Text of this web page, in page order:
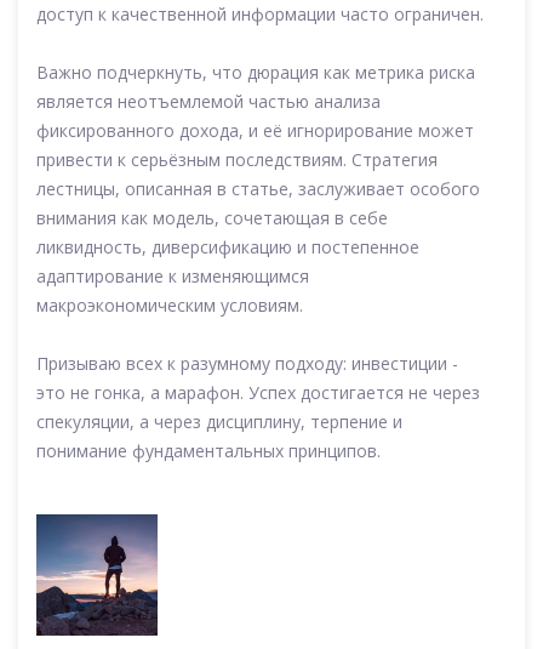
доступ к качественной информации часто ограничен.
Важно подчеркнуть, что дюрация как метрика риска
является неотъемлемой частью анализа
фиксированного дохода, и её игнорирование может
привести к серьёзным последствиям. Стратегия
лестницы, описанная в статье, заслуживает особого
внимания как модель, сочетающая в себе
ликвидность, диверсификацию и постепенное
адаптирование к изменяющимся
макроэкономическим условиям.
Призываю всех к разумному подходу: инвестиции -
это не гонка, а марафон. Успех достигается не через
спекуляции, а через дисциплину, терпение и
понимание фундаментальных принципов.